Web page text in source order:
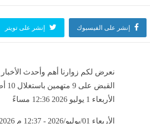
إنشر على الفيسبوك إنشر على تويتر
نعرض لكم زوارنا أهم وأحدث
الأربعاء 1 يوليو 2026 12:36 مساءً
الأربعاء 01/يوليو/2026 - 12:37 م PM